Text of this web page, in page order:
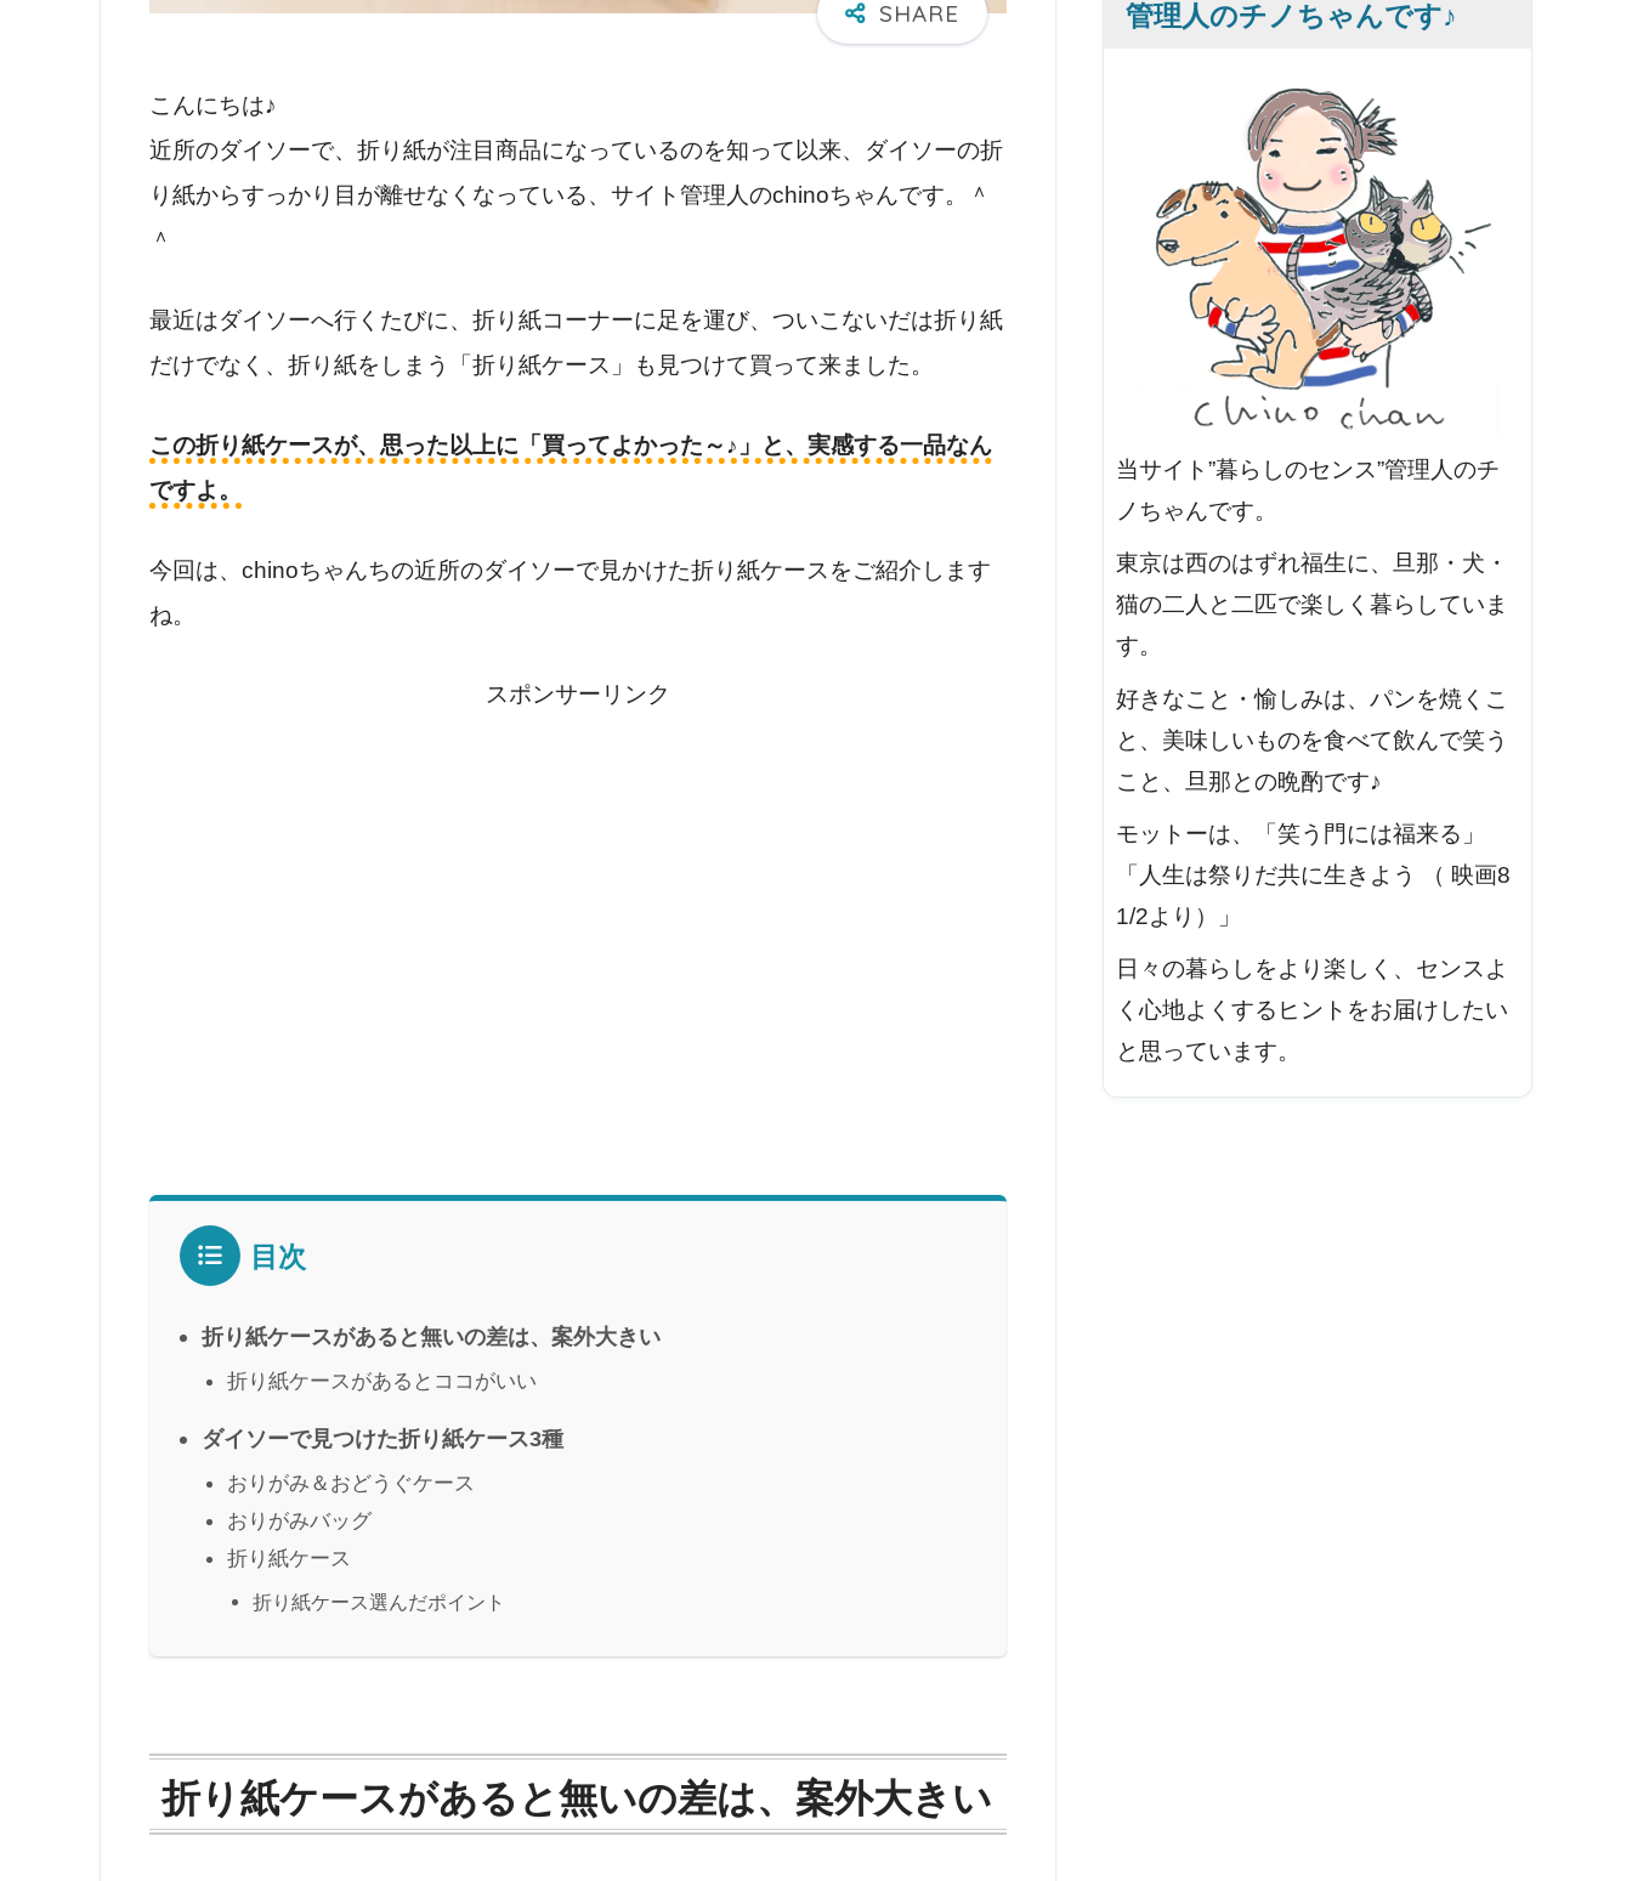
こんにちは♪
近所のダイソーで、折り紙が注目商品になっているのを知って以来、ダイソーの折
り紙からすっかり目が離せなくなっている、サイト管理人のchinoちゃんです。＾
＾
最近はダイソーへ行くたびに、折り紙コーナーに足を運び、ついこないだは折り紙
だけでなく、折り紙をしまう「折り紙ケース」も見つけて買って来ました。
この折り紙ケースが、思った以上に「買ってよかった～♪」と、実感する一品なん
ですよ。
今回は、chinoちゃんちの近所のダイソーで見かけた折り紙ケースをご紹介します
ね。
スポンサーリンク
目次
折り紙ケースがあると無いの差は、案外大きい
折り紙ケースがあるとココがいい
ダイソーで見つけた折り紙ケース3種
おりがみ＆おどうぐケース
おりがみバッグ
折り紙ケース
折り紙ケース選んだポイント
折り紙ケースがあると無いの差は、案外大きい
管理人のチノちゃんです♪
当サイト”暮らしのセンス”管理人のチ
ノちゃんです。
東京は西のはずれ福生に、旦那・犬・
猫の二人と二匹で楽しく暮らしていま
す。
好きなこと・愉しみは、パンを焼くこ
と、美味しいものを食べて飲んで笑う
こと、旦那との晩酌です♪
モットーは、「笑う門には福来る」
「人生は祭りだ共に生きよう （ 映画8
1/2より）」
日々の暮らしをより楽しく、センスよ
く心地よくするヒントをお届けしたい
と思っています。